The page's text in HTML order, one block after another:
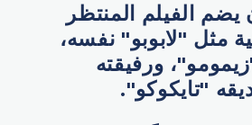
الفيلم المنتظر
مثل "لابوبو" نفسه،
ورفيقته
"تايكوكو".